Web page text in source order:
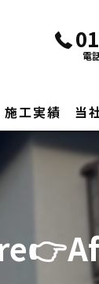
電
施工実績 当
屋